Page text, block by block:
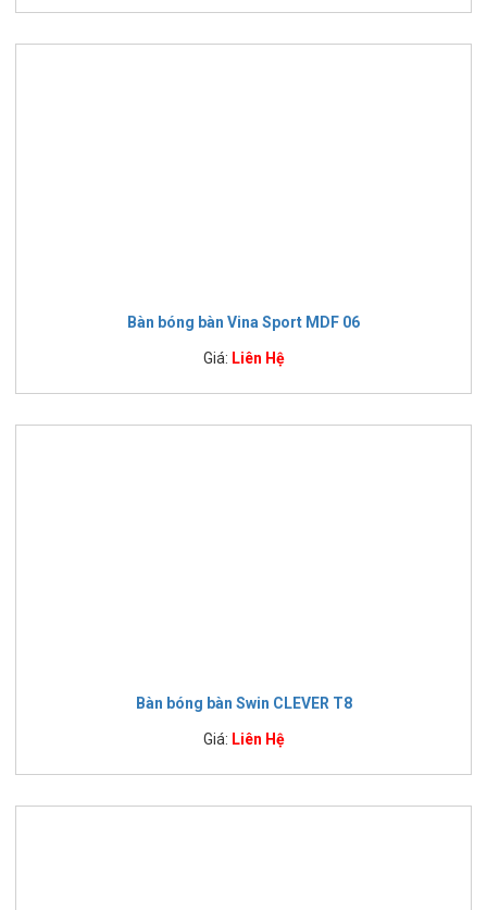
Bàn bóng bàn Vina Sport MDF 06
Giá: Liên Hệ
Bàn bóng bàn Swin CLEVER T8
Giá: Liên Hệ